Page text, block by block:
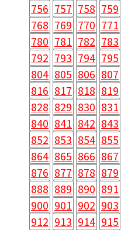
756 757 758 759
768 769 770 771
780 781 782 783
792 793 794 795
804 805 806 807
816 817 818 819
828 829 830 831
840 841 842 843
852 853 854 855
864 865 866 867
876 877 878 879
888 889 890 891
900 901 902 903
912 913 914 915